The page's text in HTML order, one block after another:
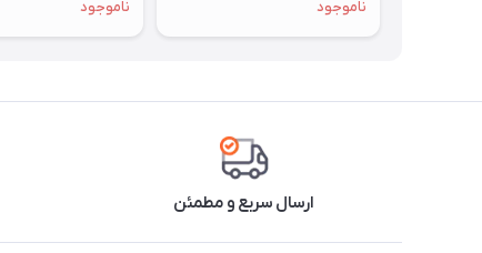
ناموجود ناموجود
ارسال سریع و مطمئن